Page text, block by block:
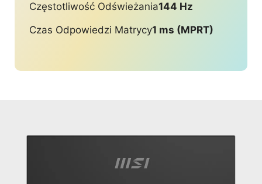
Częstotliwość Odświeżania144 Hz
Czas Odpowiedzi Matrycy1 ms (MPRT)